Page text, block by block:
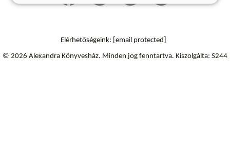
Elérhetőségeink: [email protected]
© 2026 Alexandra Könyvesház. Minden jog fenntartva. Kiszolgálta: S244